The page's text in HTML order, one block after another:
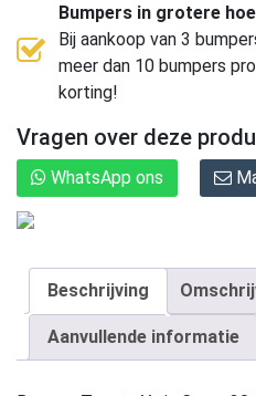
Bumpers in grotere
Bij aankoop van 3
meer dan 10 bumpers
korting!
Vragen over deze
WhatsApp ons
Beschrijving
Aanvullende informatie